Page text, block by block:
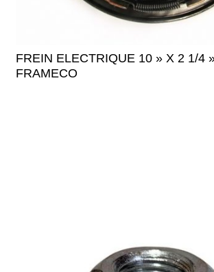
FREIN ELECTRIQUE 10 » X 2 1/4
FRAMECO